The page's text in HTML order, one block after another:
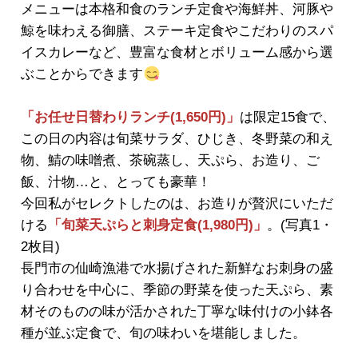
メニューは本格和食のランチ定食や海鮮丼、河豚や
鯨を味わえる御膳、ステーキ定食やこだわりのスパ
イスカレーなど、豊富な食材とボリューム感から選
ぶことからできます
「お任せ日替わりランチ(1,650円)」 は限定15食で、
この日の内容は旬菜サラダ、ひじき、冬野菜の和え
物、鯖の味噌煮、茶碗蒸し、天ぷら、お造り、ご
飯、汁物…と、とっても豪華！
今回私がセレクトしたのは、お造りが贅沢にいただ
ける 「旬菜天ぷらと刺身定食(1,980円)」 。(写真1・
2枚目)
長門市の仙崎漁港で水揚げされた新鮮なお刺身の盛
り合わせを中心に、季節の野菜を使った天ぷら、素
材そのものの味が活かされた丁寧な味付けの小鉢各
種が並ぶ定食で、旬の味わいを堪能しました。